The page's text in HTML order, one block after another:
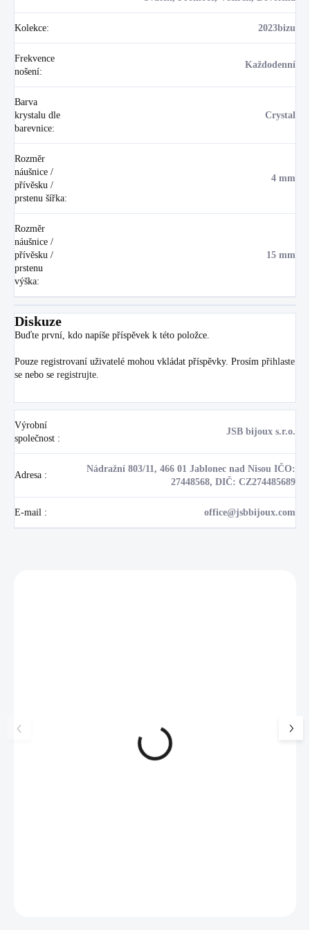
Kolekce: 2023bizu
Frekvence
nošení:
Každodenní
Barva
krystalu dle
barevnice:
Crystal
Rozměr
náušnice /
přívěsku /
prstenu šířka:
4 mm
Rozměr
náušnice /
přívěsku /
prstenu
výška:
15 mm
Diskuze
Buďte první, kdo napíše příspěvek k této položce.
Pouze registrovaní uživatelé mohou vkládat příspěvky. Prosím přihlaste
se nebo se registrujte
Výrobní
společnost :
JSB bijoux s.r.o.
Adresa :
Nádražní 803/11, 466 01 Jablonec nad Nisou IČO:
27448568, DIČ: CZ274485689
E-mail : office@jsbbijoux.com